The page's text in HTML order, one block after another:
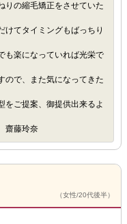
りの縮毛矯正をさせていた
けてタイミングもばっちり
も楽になっていれば光栄で
ので、また気になってきた
をご提案、御提供出来るよ
齋藤玲奈
（女性/20代後半）